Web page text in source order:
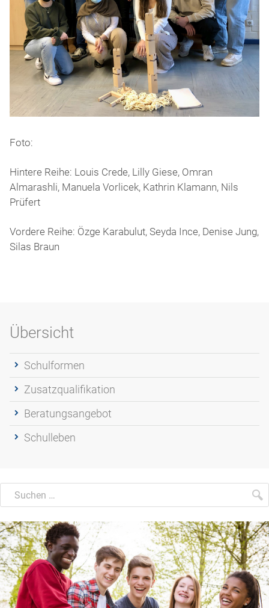
Foto:
Hintere Reihe: Louis Crede, Lilly Giese, Omran
Almarashli, Manuela Vorlicek, Kathrin Klamann, Nils
Prüfert
Vordere Reihe: Özge Karabulut, Seyda Ince, Denise Jung,
Silas Braun
Übersicht
Schulformen
Zusatzqualifikation
Beratungsangebot
Schulleben
Suche
Suchen